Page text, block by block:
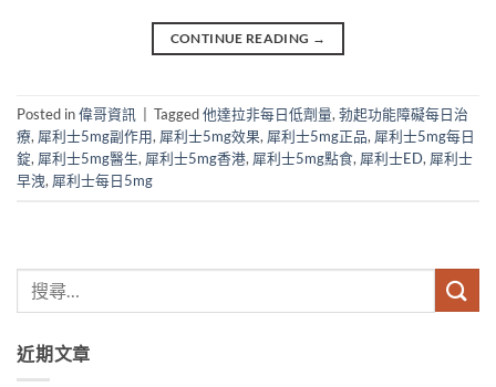
CONTINUE READING →
Posted in偉哥資訊 Tagged他達拉非每日低劑量, 勃起功能障礙每日治
療, 犀利士5mg副作用, 犀利士5mg效果, 犀利士5mg正品, 犀利士5mg每日
錠, 犀利士5mg醫生, 犀利士5mg香港, 犀利士5mg點食, 犀利士ED, 犀利士
早洩, 犀利士每日5mg
近期文章